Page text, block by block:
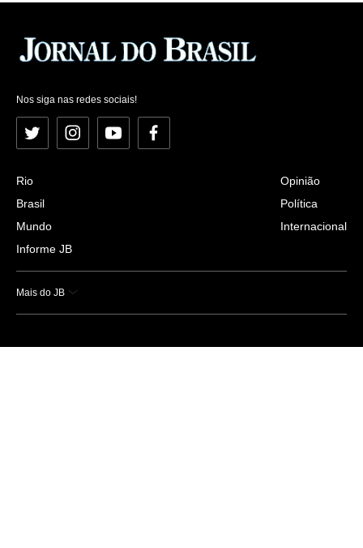
Nos siga nas redes sociais!
Twitter InstagramYouTubeFacebook
Rio
Brasil
Mundo
Informe JB
Opinião
Política
Internacional
Mais do JB
Esportes